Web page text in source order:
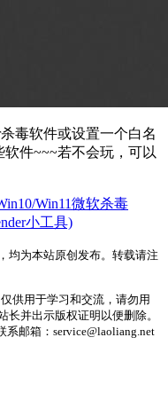
毒软件或设置一个白名
件~~~若不会玩，可以
Win11微软杀毒
小工具)
均为本站原创发布。转载请注
供用于学习和交流，请勿用
并出示版权证明以便删除。
邮箱：service@laoliang.net